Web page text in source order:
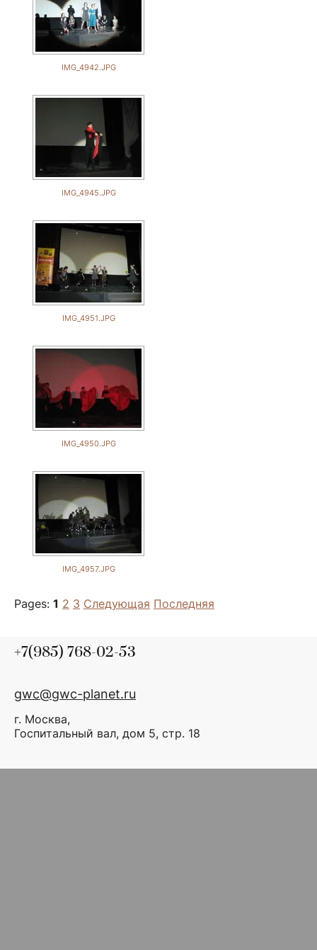
IMG_4942.JPG
IMG_4945.JPG
IMG_4951.JPG
IMG_4950.JPG
IMG_4957.JPG
Pages: 1 2 3 Следующая Последняя
+7(985) 768-02-53
gwc@gwc-planet.ru
г. Москва,
Госпитальный вал, дом 5, стр. 18